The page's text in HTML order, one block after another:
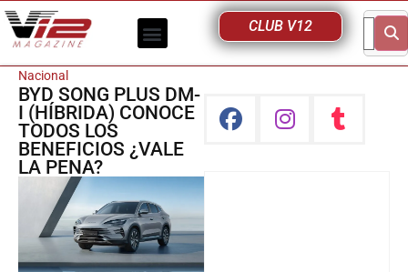
CLUB V12
Nacional
BYD SONG PLUS DM-
I (HÍBRIDA) CONOCE
TODOS LOS
BENEFICIOS ¿VALE
LA PENA?